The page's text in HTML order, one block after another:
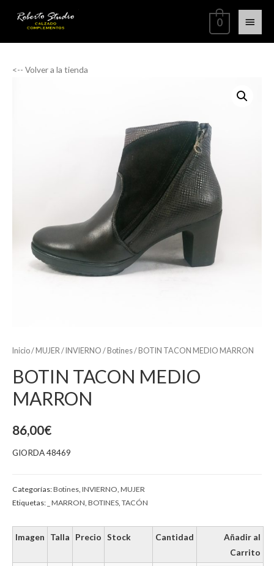
0
<-- Volver a la tienda
Inicio/ MUJER / INVIERNO / Botines/ BOTIN TACON MEDIO MARRON
BOTIN TACON MEDIO
MARRON
86,00€
GIORDA 48469
Categorías:Botines INVIERNO MUJER
Etiquetas: _ MARRON BOTINES TACÓN
Imagen Talla Precio Stock Cantidad
Añadir al
Carrito